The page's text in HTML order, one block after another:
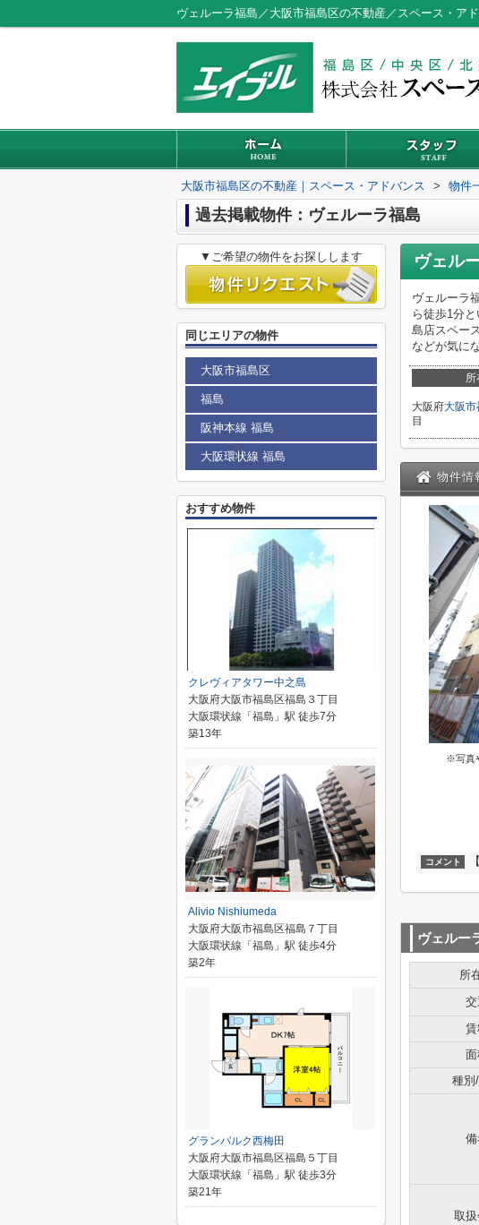
ヴェルーラ福島／大阪市福島区の不動産／スペース・ア
大阪市福島区の不動産｜スペース・アドバンス > 物件
過去掲載物件：ヴェルーラ福島
ヴェル
ヴェルーラ
ら徒歩1分
島店スペー
などが気に
所
大阪府大阪市
目
物件情
※写真
コメント
ヴェルー
所
交
種別
取
▼ご希望の物件をお探しします
同じエリアの物件
大阪市福島区
福島
阪神本線 福島
大阪環状線 福島
おすすめ物件
クレヴィアタワー中之島
大阪府大阪市福島区福島３丁目
大阪環状線「福島」駅 徒歩7分
築13年
Alivio Nishiumeda
大阪府大阪市福島区福島７丁目
大阪環状線「福島」駅 徒歩4分
築2年
グランパルク西梅田
大阪府大阪市福島区福島５丁目
大阪環状線「福島」駅 徒歩3分
築21年